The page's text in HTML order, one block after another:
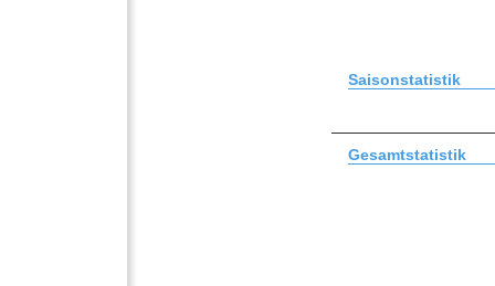
Saisonstatistik
Gesamtstatistik